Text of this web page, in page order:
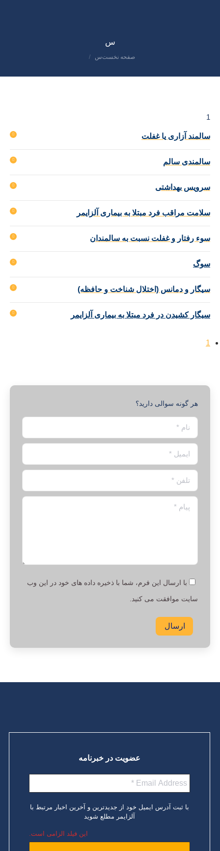
س
مکان شما:
صفحه نخستس
1
سالمند آزاری یا غفلت
سالمندی سالم
سرویس بهداشتی
سلامت مراقب فرد مبتلا به بیماری آلزایمر
سوء رفتار و غفلت نسبت به سالمندان
سوگ
سیگار و دمانس (اختلال شناخت و حافظه)
سیگار کشیدن در فرد مبتلا به بیماری آلزایمر
1
هر گونه سوالی دارید؟
نام *
ایمیل *
تلفن *
پیام *
با ارسال این فرم، شما با ذخیره داده های خود در این وب
سایت موافقت می کنید.
ارسال
عضویت در خبرنامه
با ثبت آدرس ایمیل خود از جدیدترین و آخرین اخبار مرتبط با
آلزایمر مطلع شوید
این فیلد الزامی است.